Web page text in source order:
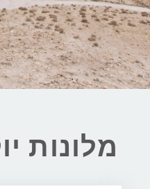
מלונות